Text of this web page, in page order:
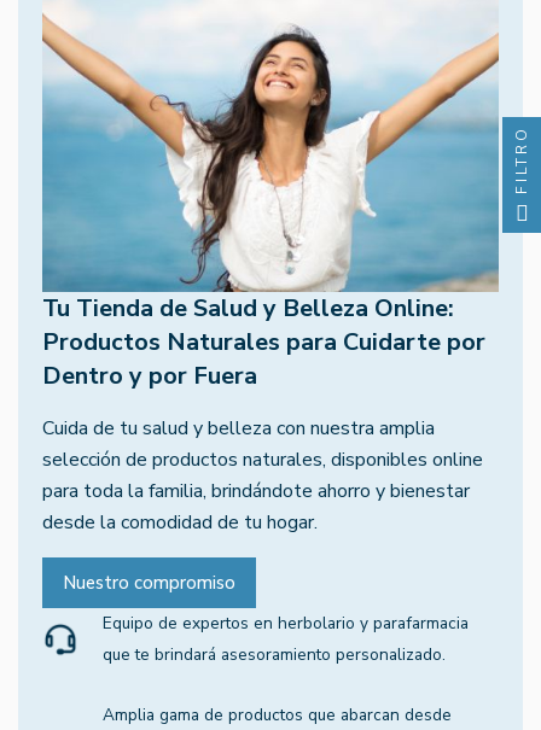
Tu Tienda de Salud y Belleza Online:
Productos Naturales para Cuidarte por
Dentro y por Fuera
Cuida de tu salud y belleza con nuestra amplia
selección de productos naturales, disponibles online
para toda la familia, brindándote ahorro y bienestar
desde la comodidad de tu hogar.
Nuestro compromiso
Equipo de expertos en herbolario y parafarmacia
que te brindará asesoramiento personalizado.
Amplia gama de productos que abarcan desde
FILTRO